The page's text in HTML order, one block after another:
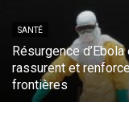
SANTÉ
Résurgence
rassurent et
frontières